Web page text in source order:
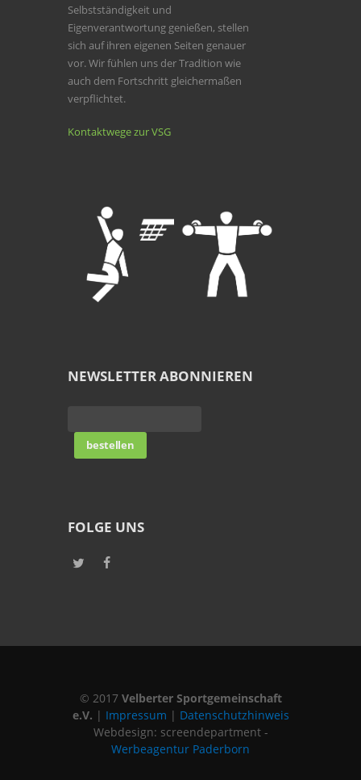
Selbstständigkeit und
Eigenverantwortung genießen, stellen
sich auf ihren eigenen Seiten genauer
vor. Wir fühlen uns der Tradition wie
auch dem Fortschritt gleichermaßen
verpflichtet.
Kontaktwege zur VSG
NEWSLETTER ABONNIEREN
FOLGE UNS
© 2017 Velberter Sportgemeinschaft
e.V. | Impressum | Datenschutzhinweis
Webdesign: screendepartment -
Werbeagentur Paderborn